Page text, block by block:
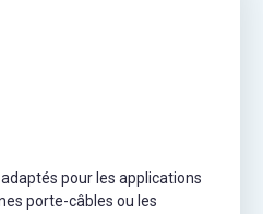
pour les applications
porte-câbles ou les